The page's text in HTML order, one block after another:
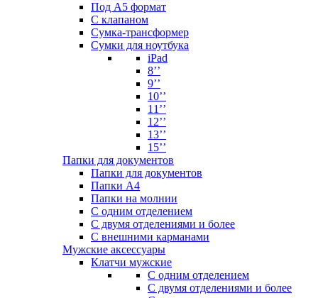
Под А5 формат
С клапаном
Сумка-трансформер
Сумки для ноутбука
iPad
8’’
9’’
10’’
11’’
12’’
13’’
15’’
Папки для документов
Папки для документов
Папки А4
Папки на молнии
С одним отделением
С двумя отделениями и более
С внешними карманами
Мужские аксессуары
Клатчи мужские
С одним отделением
С двумя отделениями и более